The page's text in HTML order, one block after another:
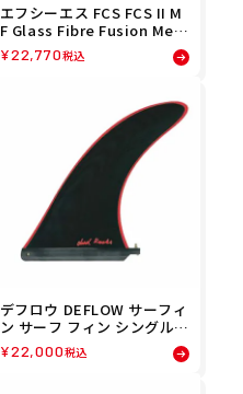
エフシーエス FCS FCS II M
F Glass Fibre Fusion Medi
um Tri Retail Fins サーフ
ィン フィン FMFM-FF01-M
¥22,770税込
デフロウ DEFLOW サーフィ
ン サーフ フィン シングルフ
ィン DEADKOOKS IMPULS
E SINGLE 8436599310329
¥22,000税込